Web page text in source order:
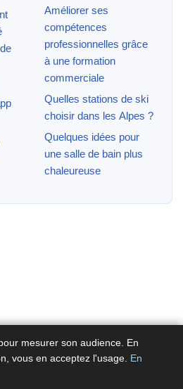
Améliorer ses
compétences
professionnelles grâce
à une formation
commerciale
Quelles stations de ski
choisir dans les Alpes ?
Quelques idées pour
une salle de bain plus
chaleureuse
mesurer son audience. En
vous en acceptez l'usage. En